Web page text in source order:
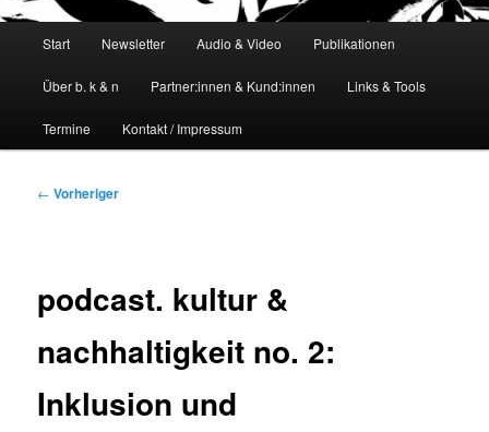
Start Newsletter Audio & Video Publikationen
Über b. k & n Partner:innen & Kund:innen Links & Tools
Termine Kontakt / Impressum
Beitragsnavigation
← Vorheriger
podcast. kultur &
nachhaltigkeit no. 2:
Inklusion und